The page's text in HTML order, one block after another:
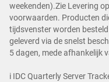
weekenden).Zie Levering
voorwaarden. Producten
tijdsvenster worden
geleverd via de snelst
5 dagen, mede afhankelijk
i IDC Quarterly Server